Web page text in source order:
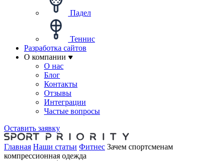
Падел
Теннис
Разработка сайтов
О компании
О нас
Блог
Контакты
Отзывы
Интеграции
Частые вопросы
Оставить заявку
Главная Наши статьи Фитнес Зачем спортсменам
компрессионная одежда